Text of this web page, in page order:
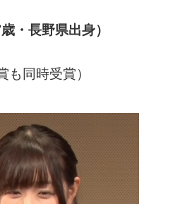
・長野県出身）
同時受賞）